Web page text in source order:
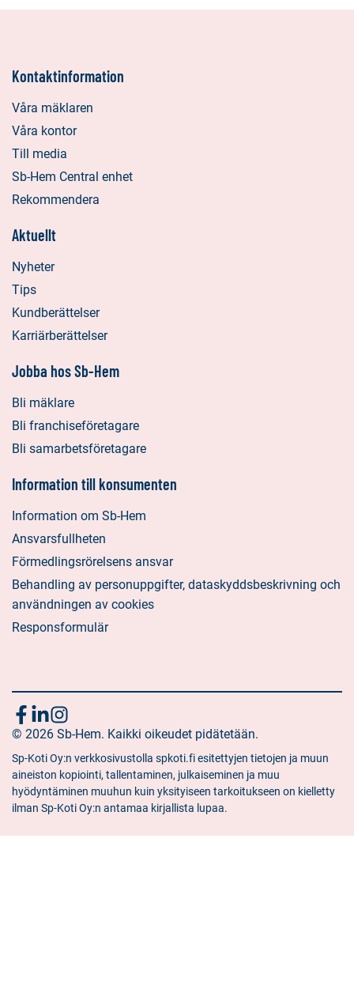
Kontaktinformation
Våra mäklaren
Våra kontor
Till media
Sb-Hem Central enhet
Rekommendera
Aktuellt
Nyheter
Tips
Kundberättelser
Karriärberättelser
Jobba hos Sb-Hem
Bli mäklare
Bli franchiseföretagare
Bli samarbetsföretagare
Information till konsumenten
Information om Sb-Hem
Ansvarsfullheten
Förmedlingsrörelsens ansvar
Behandling av personuppgifter, dataskyddsbeskrivning och
användningen av cookies
Responsformulär
Följ
oss
Sociala
media:
facebook
Sociala
media:
linkedin
Sociala
media:
instagram
© 2026 Sb-Hem. Kaikki oikeudet pidätetään.
Sp-Koti Oy:n verkkosivustolla spkoti.fi esitettyjen tietojen ja muun
aineiston kopiointi, tallentaminen, julkaiseminen ja muu
hyödyntäminen muuhun kuin yksityiseen tarkoitukseen on kielletty
ilman Sp-Koti Oy:n antamaa kirjallista lupaa.